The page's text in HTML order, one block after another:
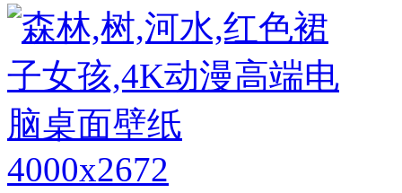
4000x2672